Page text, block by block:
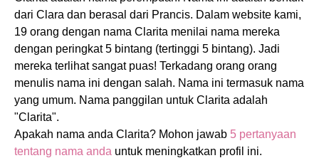
dari Clara dan berasal dari Prancis. Dalam website kami,
19 orang dengan nama Clarita menilai nama mereka
dengan peringkat 5 bintang (tertinggi 5 bintang). Jadi
mereka terlihat sangat puas! Terkadang orang orang
menulis nama ini dengan salah. Nama ini termasuk nama
yang umum. Nama panggilan untuk Clarita adalah
"Clarita".
Apakah nama anda Clarita? Mohon jawab 5 pertanyaan
tentang nama anda untuk meningkatkan profil ini.